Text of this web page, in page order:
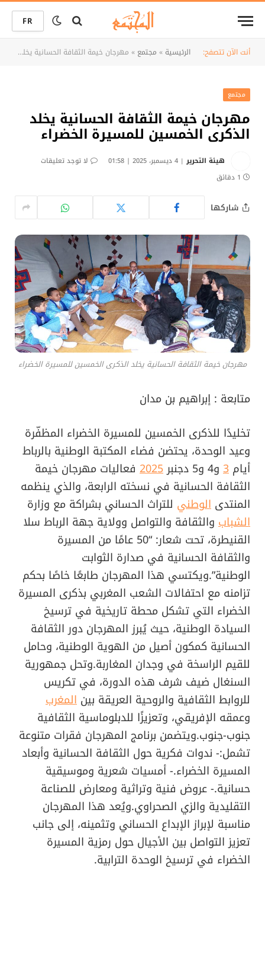
FR
أنت الآن تتصفح: الرئيسية» مجتمع » مهرجان خيمة الثقافة الحسانية يخلد الذكرى الخمسين للمسيرة الخضراء
مجتمع
مهرجان خيمة الثقافة الحسانية يخلد
الذكرى الخمسين للمسيرة الخضراء
هيئة التحرير 4 ديسمبر، 2025 | 01:58
لا توجد تعليقات
1 دقائق
شاركها
مهرجان خيمة الثقافة الحسانية يخلد الذكرى الخمسين للمسيرة الخضراء
متابعة : إبراهيم بن مدان
تخليدًا للذكرى الخمسين للمسيرة الخضراء المظفّرة
وعيد الوحدة، يحتضن فضاء المكتبة الوطنية بالرباط
أيام 3 و4 و5 دجنبر 2025 فعاليات مهرجان خيمة
الثقافة الحسانية في نسخته الرابعة، والذي ينظمه
المنتدى الوطني للتراث الحساني بشراكة مع وزارة
الشباب والثقافة والتواصل وولاية جهة الرباط سلا
القنيطرة، تحت شعار: “50 عامًا من المسيرة
والثقافة الحسانية في صدارة الثوابت
الوطنية”.ويكتسي هذا المهرجان طابعًا خاصًا بحكم
تزامنه مع احتفالات الشعب المغربي بذكرى المسيرة
الخضراء التي تشكل محطة تاريخية في ترسيخ
السيادة الوطنية، حيث يُبرز المهرجان دور الثقافة
الحسانية كمكون أصيل من الهوية الوطنية، وحامل
للقيم الراسخة في وجدان المغاربة.وتحل جمهورية
السنغال ضيف شرف هذه الدورة، في تكريس
للروابط الثقافية والروحية العريقة بين المغرب
وعمقه الإفريقي، وتعزيزًا للدبلوماسية الثقافية
جنوب-جنوب.ويتضمن برنامج المهرجان فقرات متنوعة
تشمل:- ندوات فكرية حول الثقافة الحسانية وأبعاد
المسيرة الخضراء.- أمسيات شعرية وموسيقية
حسانية.- عروض فنية وتراثية ومعارض للصناعة
التقليدية والزي الصحراوي.ويُعد هذا المهرجان
مناسبة لإبراز الإبداع الحساني وتثمينه، إلى جانب
تعزيز التواصل بين الأجيال حول رمزية المسيرة
الخضراء في ترسيخ الوحدة الترابية.